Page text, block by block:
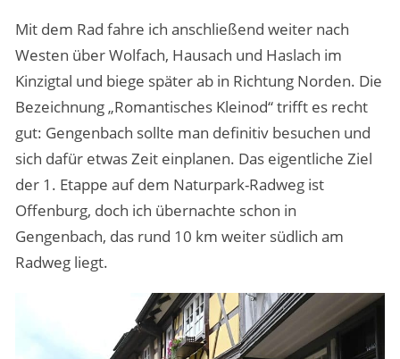
Mit dem Rad fahre ich anschließend weiter nach
Westen über Wolfach, Hausach und Haslach im
Kinzigtal und biege später ab in Richtung Norden. Die
Bezeichnung „Romantisches Kleinod“ trifft es recht
gut: Gengenbach sollte man definitiv besuchen und
sich dafür etwas Zeit einplanen. Das eigentliche Ziel
der 1. Etappe auf dem Naturpark-Radweg ist
Offenburg, doch ich übernachte schon in
Gengenbach, das rund 10 km weiter südlich am
Radweg liegt.